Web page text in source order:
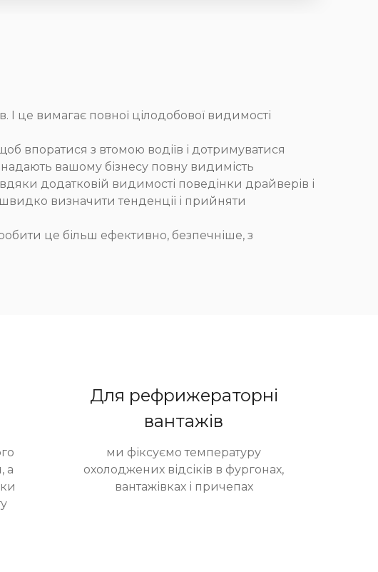
це вимагає повної цілодобової видимості
впоратися з втомою водіїв і дотримуватися
вашому бізнесу повну видимість
додатковій видимості поведінки драйверів і
визначити тенденції і прийняти
це більш ефективно, безпечніше, з
а
Для рефрижераторні
вантажів
ми фіксуємо температуру
охолоджених відсіків в фургонах,
вантажівках і причепах